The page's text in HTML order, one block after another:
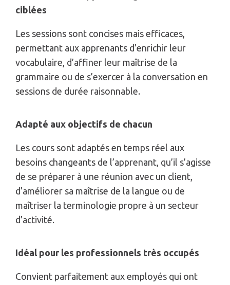
ciblées
Les sessions sont concises mais efficaces,
permettant aux apprenants d’enrichir leur
vocabulaire, d’affiner leur maîtrise de la
grammaire ou de s’exercer à la conversation en
sessions de durée raisonnable.
Adapté aux objectifs de chacun
Les cours sont adaptés en temps réel aux
besoins changeants de l’apprenant, qu’il s’agisse
de se préparer à une réunion avec un client,
d’améliorer sa maîtrise de la langue ou de
maîtriser la terminologie propre à un secteur
d’activité.
Idéal pour les professionnels très occupés
Convient parfaitement aux employés qui ont